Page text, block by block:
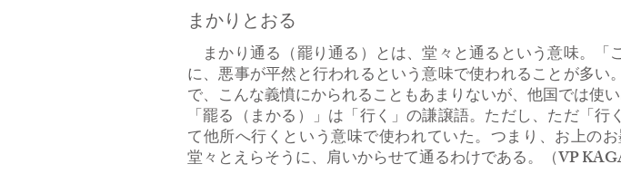
まかりとおる
まかり通る（罷り通る）とは、堂々と通るという意味。
に、悪事が平然と行われるという意味で使われることが多
で、こんな義憤にかられることもあまりないが、他国では使
「罷る（まかる）」は「行く」の謙譲語。ただし、ただ「
て他所へ行くという意味で使われていた。つまり、お上の
堂々とえらそうに、肩いからせて通るわけである。（VP